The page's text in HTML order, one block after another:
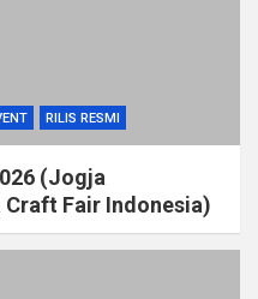
RILIS RESMI
(Jogja
Fair Indonesia)